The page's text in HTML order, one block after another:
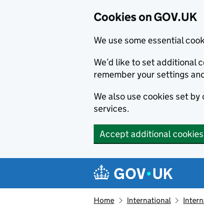
Cookies on GOV.UK
We use some essential
We’d like to set additional
remember your settings
We also use cookies set
services.
Accept additional cookies
Navigation menu
Home International